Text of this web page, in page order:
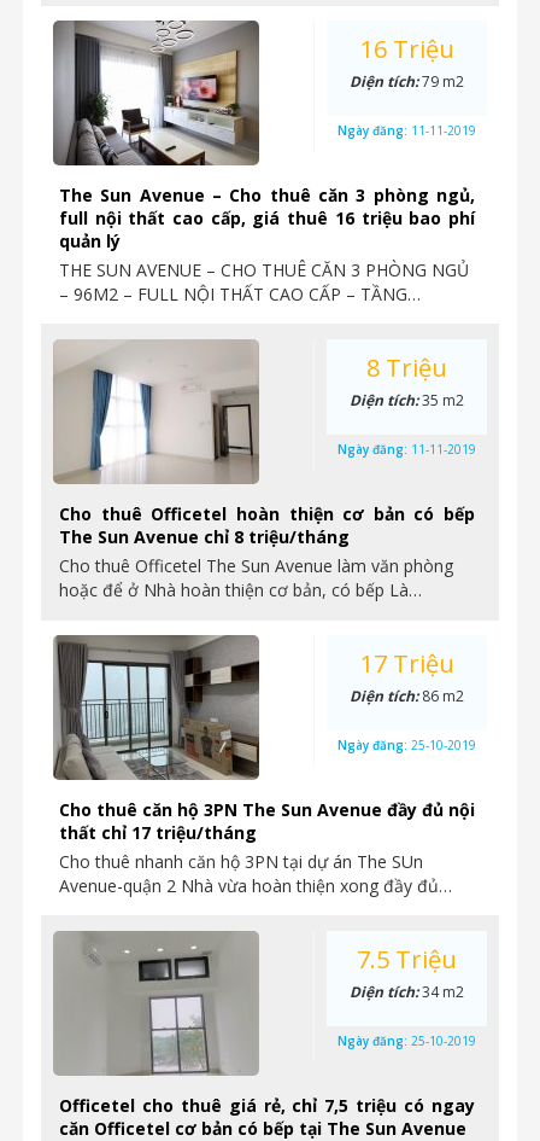
The Sun Avenue – Cho thuê căn 3 phòng ngủ,
full nội thất cao cấp, giá thuê 16 triệu bao phí
quản lý
THE SUN AVENUE – CHO THUÊ CĂN 3 PHÒNG NGỦ
– 96M2 – FULL NỘI THẤT CAO CẤP – TẦNG…
16 Triệu
Diện tích:79 m2
Ngày đăng: 11-11-2019
Cho thuê Officetel hoàn thiện cơ bản có bếp
The Sun Avenue chỉ 8 triệu/tháng
Cho thuê Officetel The Sun Avenue làm văn phòng
hoặc để ở Nhà hoàn thiện cơ bản, có bếp Là…
8 Triệu
Diện tích:35 m2
Ngày đăng: 11-11-2019
Cho thuê căn hộ 3PN The Sun Avenue đầy đủ nội
thất chỉ 17 triệu/tháng
Cho thuê nhanh căn hộ 3PN tại dự án The SUn
Avenue-quận 2 Nhà vừa hoàn thiện xong đầy đủ…
17 Triệu
Diện tích:86 m2
Ngày đăng: 25-10-2019
Officetel cho thuê giá rẻ, chỉ 7,5 triệu có ngay
căn Officetel cơ bản có bếp tại The Sun Avenue
7.5 Triệu
Diện tích:34 m2
Ngày đăng: 25-10-2019